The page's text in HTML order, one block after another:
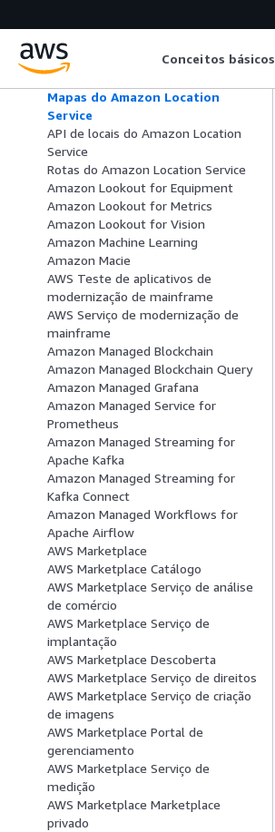
Conceitos básicos
License Manager
Amazon Lightsail
Amazon Location
Mapas do Amazon Location
Service
API de locais do Amazon Location
Service
Rotas do Amazon Location Service
Amazon Lookout for Equipment
Amazon Lookout for Metrics
Amazon Lookout for Vision
Amazon Machine Learning
Amazon Macie
AWS Teste de aplicativos de
modernização de mainframe
AWS Serviço de modernização de
mainframe
Amazon Managed Blockchain
Amazon Managed Blockchain Query
Amazon Managed Grafana
Amazon Managed Service for
Prometheus
Amazon Managed Streaming for
Apache Kafka
Amazon Managed Streaming for
Kafka Connect
Amazon Managed Workflows for
Apache Airflow
AWS Marketplace
AWS Marketplace Catálogo
AWS Marketplace Serviço de análise
de comércio
AWS Marketplace Serviço de
implantação
AWS Marketplace Descoberta
AWS Marketplace Serviço de direitos
AWS Marketplace Serviço de criação
de imagens
AWS Marketplace Portal de
gerenciamento
AWS Marketplace Serviço de
medição
AWS Marketplace Marketplace
privado